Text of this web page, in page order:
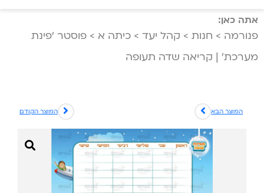
אתה כאן:
פנורמה > חנות > קהל יעד > כיתה א > פוסטר ‘פינת
מערכת’ | קריאה שדה תעופה
המוצר הקודם המוצר הבא